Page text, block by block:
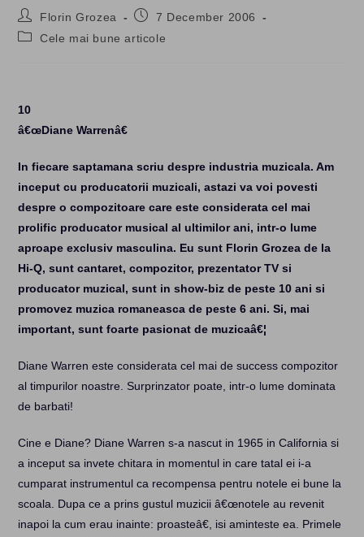
Post
author:
Florin Grozea
Post7 December 2006
PostCele mai bune articole
10
â€œDiane Warrenâ€
In fiecare saptamana scriu despre industria muzicala. Am
inceput cu producatorii muzicali, astazi va voi povesti
despre o compozitoare care este considerata cel mai
prolific producator musical al ultimilor ani, intr-o lume
aproape exclusiv masculina. Eu sunt Florin Grozea de la
Hi-Q, sunt cantaret, compozitor, prezentator TV si
producator muzical, sunt in show-biz de peste 10 ani si
promovez muzica romaneasca de peste 6 ani. Si, mai
important, sunt foarte pasionat de muzicaâ€¦
Diane Warren este considerata cel mai de success compozitor
al timpurilor noastre. Surprinzator poate, intr-o lume dominata
de barbati!
Cine e Diane? Diane Warren s-a nascut in 1965 in California si
a inceput sa invete chitara in momentul in care tatal ei i-a
cumparat instrumentul ca recompensa pentru notele ei bune la
scoala. Dupa ce a prins gustul muzicii â€œnotele au revenit
inapoi la cum erau inainte: proasteâ€, isi aminteste ea. Primele